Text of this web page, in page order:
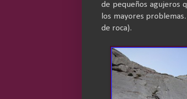
de pequeños agujeros
los mayores
de roca).